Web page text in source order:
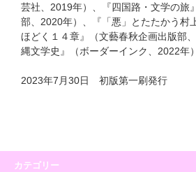
芸社、2019年）、『四国路・文学の旅
部、2020年）、『「悪」とたたかう
ほどく１４章』（文藝春秋企画出版部
縄文学史』（ボーダーインク、2022年）
2023年7月30日 初版第一刷発行
カテゴリー